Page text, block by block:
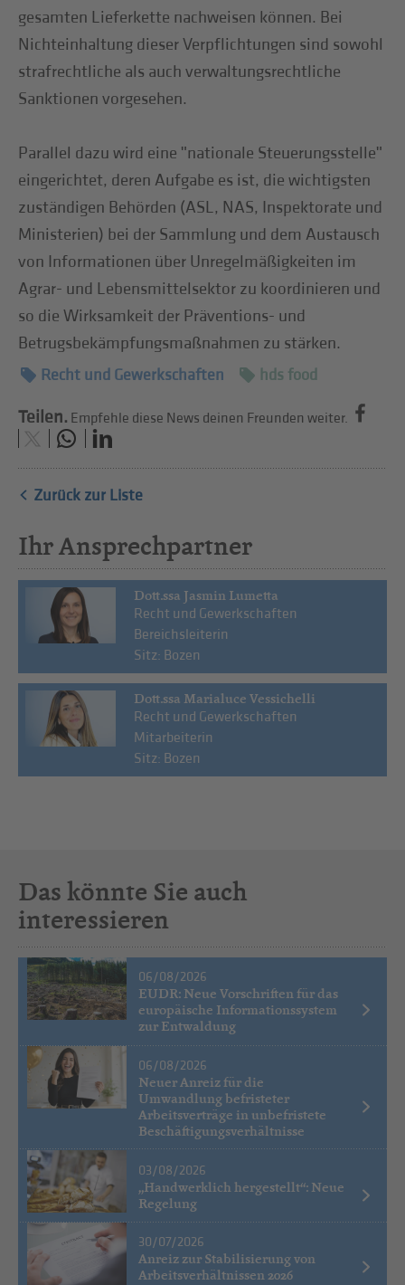
gesamten Lieferkette nachweisen können. Bei
Nichteinhaltung dieser Verpflichtungen sind sowohl
strafrechtliche als auch verwaltungsrechtliche
Sanktionen vorgesehen.
Parallel dazu wird eine ʺnationale Steuerungsstelleʺ
eingerichtet, deren Aufgabe es ist, die wichtigsten
zuständigen Behörden (ASL, NAS, Inspektorate und
Ministerien) bei der Sammlung und dem Austausch
von Informationen über Unregelmäßigkeiten im
Agrar- und Lebensmittelsektor zu koordinieren und
so die Wirksamkeit der Präventions- und
Betrugsbekämpfungsmaßnahmen zu stärken.
Recht und Gewerkschaften hds food
Teilen. Empfehle diese News deinen Freunden weiter.
Zurück zur Liste
Ihr Ansprechpartner
Dott.ssa Jasmin Lumetta
Recht und Gewerkschaften
Bereichsleiterin
Sitz: Bozen
Dott.ssa Marialuce Vessichelli
Recht und Gewerkschaften
Mitarbeiterin
Sitz: Bozen
Das könnte Sie auch
interessieren
06/08/2026
EUDR: Neue Vorschriften für das
europäische Informationssystem
zur Entwaldung
06/08/2026
Neuer Anreiz für die
Umwandlung befristeter
Arbeitsverträge in unbefristete
Beschäftigungsverhältnisse
03/08/2026
„Handwerklich hergestellt“: Neue
Regelung
30/07/2026
Anreiz zur Stabilisierung von
Arbeitsverhältnissen 2026